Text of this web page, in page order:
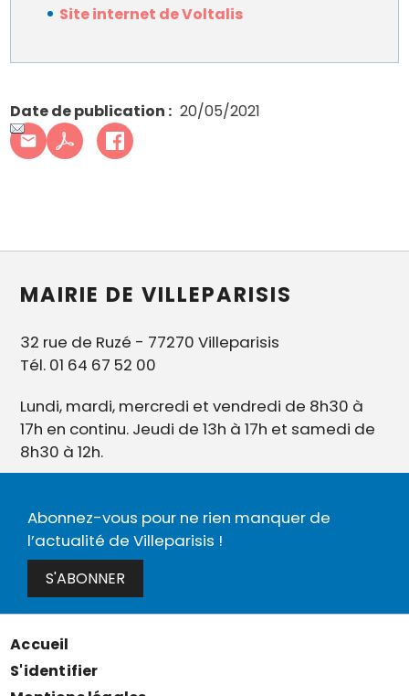
Site internet de Voltalis
Date de publication 20/05/2021
MAIRIE DE VILLEPARISIS
32 rue de Ruzé - 77270 Villeparisis
Tél. 01 64 67 52 00
Lundi, mardi, mercredi et vendredi de 8h30 à
17h en continu. Jeudi de 13h à 17h et samedi de
8h30 à 12h.
Abonnez-vous pour ne rien manquer de
l’actualité de Villeparisis !
S'ABONNER
Menu
Pied
Accueil
S'identifier